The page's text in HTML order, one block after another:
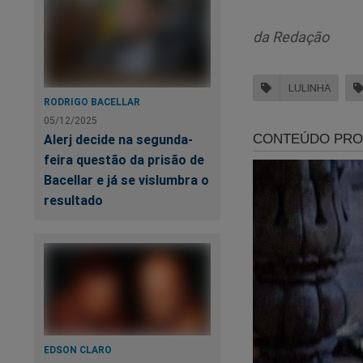
RODRIGO BACELLAR
05/12/2025
Alerj decide na segunda-
feira questão da prisão de
Bacellar e já se vislumbra o
resultado
EDSON CLARO
produção de
Projeto Amazônia.
Edson relatou
Antônio Carlos
A Comissão
convocação de
deputado Paulo
CPMI também
da Redação
LULINHA